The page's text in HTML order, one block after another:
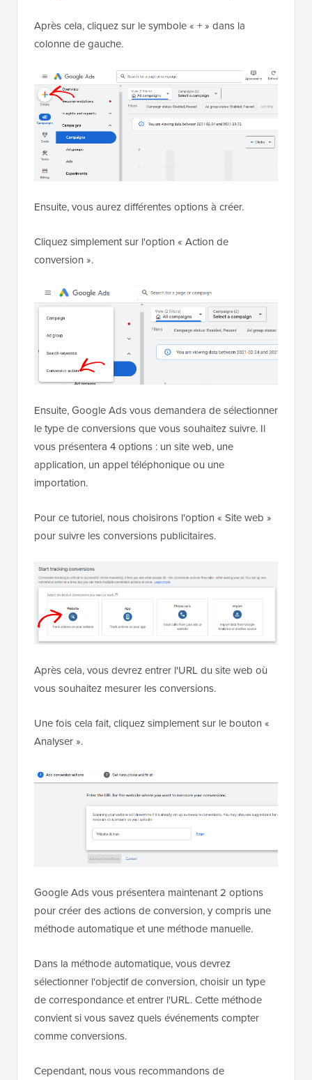
Après cela, cliquez sur le symbole « + » dans la
colonne de gauche.
Ensuite, vous aurez différentes options à créer.
Cliquez simplement sur l'option « Action de
conversion ».
Ensuite, Google Ads vous demandera de sélectionner
le type de conversions que vous souhaitez suivre. Il
vous présentera 4 options : un site web, une
application, un appel téléphonique ou une
importation.
Pour ce tutoriel, nous choisirons l'option « Site web »
pour suivre les conversions publicitaires.
Après cela, vous devrez entrer l'URL du site web où
vous souhaitez mesurer les conversions.
Une fois cela fait, cliquez simplement sur le bouton «
Analyser ».
Google Ads vous présentera maintenant 2 options
pour créer des actions de conversion, y compris une
méthode automatique et une méthode manuelle.
Dans la méthode automatique, vous devrez
sélectionner l'objectif de conversion, choisir un type
de correspondance et entrer l'URL. Cette méthode
convient si vous savez quels événements compter
comme conversions.
Cependant, nous vous recommandons de